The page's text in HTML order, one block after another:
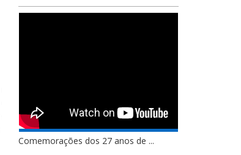
Comemorações dos 27 anos de ...